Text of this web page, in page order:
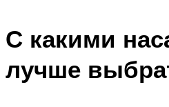
С какими
лучше